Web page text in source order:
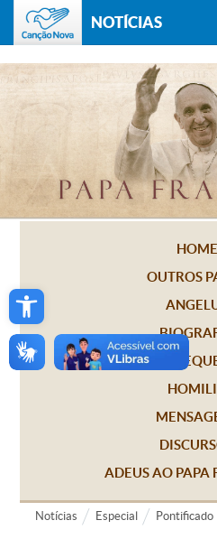
Open toolbar
NOTÍCIAS
HOME
OUTROS
ADEUS AO PAPA
Notícias Especial Pontificado